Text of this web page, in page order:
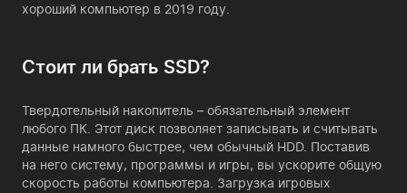
хороший компьютер в 2019 году.
Стоит ли брать SSD?
Твердотельный накопитель – обязательный элемент
любого ПК. Этот диск позволяет записывать и считывать
данные намного быстрее, чем обычный HDD. Поставив
на него систему, программы и игры, вы ускорите общую
скорость работы компьютера. Загрузка игровых